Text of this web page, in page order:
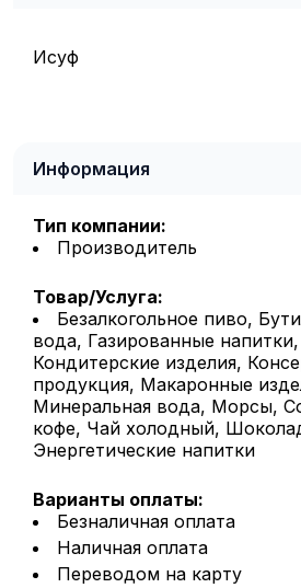
Исуф
Информация
Тип компании:
Производитель
Товар/Услуга:
Безалкогольное пиво,
вода, Газированные
Кондитерские изделия,
продукция, Макаронные
Минеральная вода, Морсы,
кофе, Чай холодный,
Энергетические напитки
Варианты оплаты:
Безналичная оплата
Наличная оплата
Переводом на карту